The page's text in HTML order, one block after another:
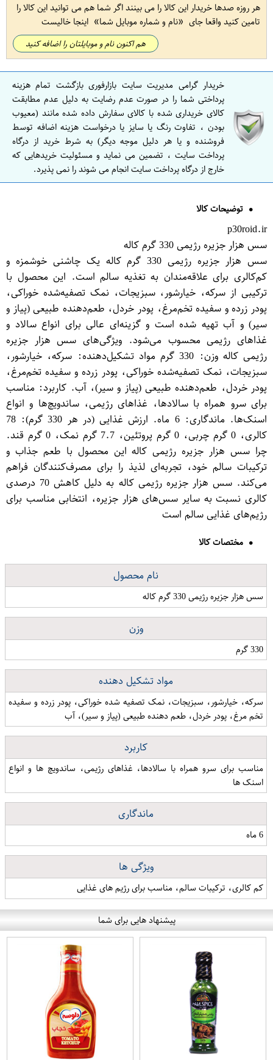
هر روزه صدها خریدار این کالا را می بینند اگر شما هم می توانید این کالا را
تامین کنید واقعا جای
نام و شماره موبایل شما اینجا خالیست
هم اکنون نام و موبایلتان را اضافه کنید
خریدار گرامی مدیریت سایت بازارفوری بازگشت تمام هزینه
پرداختی شما را در صورت عدم رضایت به دلیل عدم مطابقت
کالای خریداری شده با کالای سفارش داده شده مانند (معیوب
بودن ، تفاوت رنگ یا سایز یا درخواست هزینه اضافه توسط
فروشنده و یا هر دلیل موجه دیگر) به شرط خرید از درگاه
پرداخت سایت ، تضمین می نماید و مسئولیت خریدهایی که
خارج از درگاه پرداخت سایت انجام می شوند را نمی پذیرد.
توضیحات کالا
p30roid.ir
سس هزار جزیره رژیمی 330 گرم کاله
سس هزار جزیره رژیمی 330 گرم کاله یک چاشنی خوشمزه و
کم‌کالری برای علاقه‌مندان به تغذیه سالم است. این محصول با
ترکیبی از سرکه، خیارشور، سبزیجات، نمک تصفیه‌شده خوراکی،
پودر زرده و سفیده تخم‌مرغ، پودر خردل، طعم‌دهنده طبیعی (پیاز و
سیر) و آب تهیه شده است و گزینه‌ای عالی برای انواع سالاد و
غذاهای رژیمی محسوب می‌شود. ویژگی‌های سس هزار جزیره
رژیمی کاله وزن: 330 گرم مواد تشکیل‌دهنده: سرکه، خیارشور،
سبزیجات، نمک تصفیه‌شده خوراکی، پودر زرده و سفیده تخم‌مرغ،
پودر خردل، طعم‌دهنده طبیعی (پیاز و سیر)، آب. کاربرد: مناسب
برای سرو همراه با سالادها، غذاهای رژیمی، ساندویچ‌ها و انواع
اسنک‌ها. ماندگاری: 6 ماه. ارزش غذایی (در هر 330 گرم): 78
کالری، 0 گرم چربی، 0 گرم پروتئین، 7.7 گرم نمک، 0 گرم قند.
چرا سس هزار جزیره رژیمی کاله این محصول با طعم جذاب و
ترکیبات سالم خود، تجربه‌ای لذیذ را برای مصرف‌کنندگان فراهم
می‌کند. سس هزار جزیره رژیمی کاله به دلیل کاهش 70 درصدی
کالری نسبت به سایر سس‌های هزار جزیره، انتخابی مناسب برای
رژیم‌های غذایی سالم است
مختصات کالا
نام محصول
سس هزار جزیره رژیمی 330 گرم کاله
وزن
330 گرم
مواد تشکیل دهنده
سرکه، خیارشور، سبزیجات، نمک تصفیه شده خوراکی، پودر زرده و سفیده
تخم مرغ، پودر خردل، طعم دهنده طبیعی (پیاز و سیر)، آب
کاربرد
مناسب برای سرو همراه با سالادها، غذاهای رژیمی، ساندویچ ها و انواع
اسنک ها
ماندگاری
6 ماه
ویژگی ها
کم کالری، ترکیبات سالم، مناسب برای رژیم های غذایی
پیشنهاد هایی برای شما